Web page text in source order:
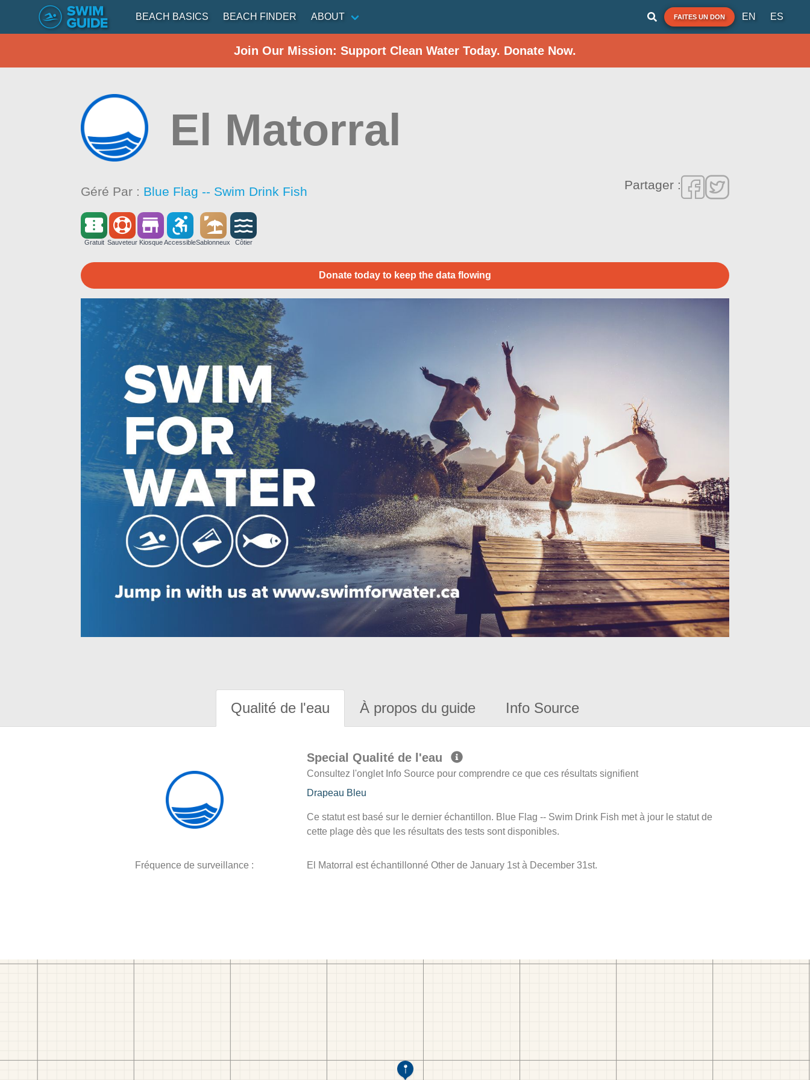
BEACH BASICS BEACH FINDER ABOUT FAITES UN DON EN ES
Join Our Mission: Support Clean Water Today. Donate Now.
El Matorral
Géré Par : Blue Flag -- Swim Drink Fish Partager :
Gratuit Sauveteur Kiosque AccessibleSablonneux Côtier
Donate today to keep the data flowing
Qualité de l'eau À propos du guide Info Source
Special Qualité de l'eau
Consultez l'onglet Info Source pour comprendre ce que ces résultats signifient
Drapeau Bleu
Ce statut est basé sur le dernier échantillon. Blue Flag -- Swim Drink Fish met à jour le statut de
cette plage dès que les résultats des tests sont disponibles.
Fréquence de surveillance : El Matorral est échantillonné Other de January 1st à December 31st.